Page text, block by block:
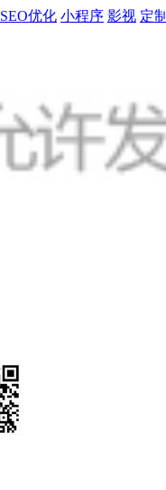
SEO优化 小程序 影视 定